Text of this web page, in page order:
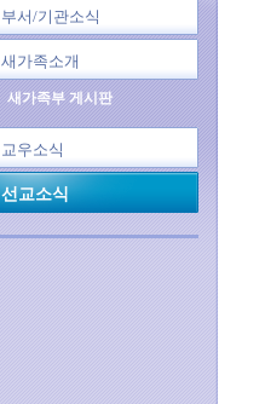
부서/기관소식
새가족소개
새가족부 게시판
교우소식
선교소식